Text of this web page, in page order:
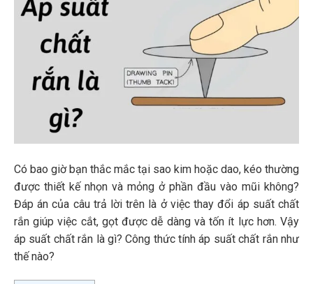
Có bao giờ bạn thắc mắc tại sao kim hoặc dao, kéo thường
được thiết kế nhọn và mỏng ở phần đầu vào mũi không?
Đáp án của câu trả lời trên là ở việc thay đổi áp suất chất
rắn giúp việc cắt, gọt được dễ dàng và tốn ít lực hơn. Vậy
áp suất chất rắn là gì? Công thức tính áp suất chất rắn như
thế nào?